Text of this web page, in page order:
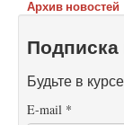
Архив новостей
Подписка
Будьте в
E-mail *